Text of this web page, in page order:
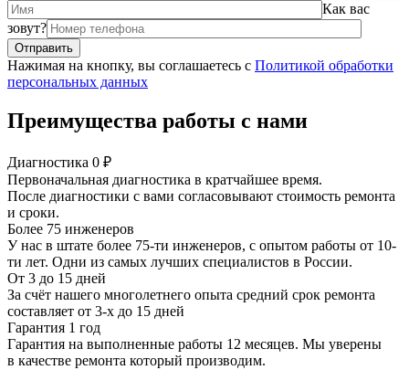
Как вас
зовут?
Нажимая на кнопку, вы соглашаетесь с Политикой обработки
персональных данных
Преимущества работы с нами
Диагностика 0 ₽
Первоначальная диагностика в кратчайшее время.
После диагностики с вами согласовывают стоимость ремонта
и сроки.
Более 75 инженеров
У нас в штате более 75-ти инженеров, с опытом работы от 10-
ти лет. Одни из самых лучших специалистов в России.
От 3 до 15 дней
За счёт нашего многолетнего опыта средний срок ремонта
составляет от 3-х до 15 дней
Гарантия 1 год
Гарантия на выполненные работы 12 месяцев. Мы уверены
в качестве ремонта который производим.